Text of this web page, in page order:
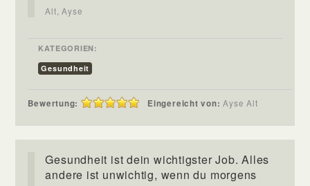
Alt, Ayse
KATEGORIEN:
Gesundheit
Bewertung: Eingereicht von:Ayse Alt
Gesundheit ist dein wichtigster Job. Alles
andere ist unwichtig, wenn du morgens